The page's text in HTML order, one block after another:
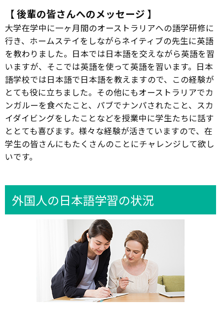
【 後輩の皆さんへのメッセージ 】
大学在学中に一ヶ月間のオーストラリアへの語学研修に
行き、ホームステイをしながらネイティブの先生に英語
を教わりました。日本では日本語を交えながら英語を習
いますが、そこでは英語を使って英語を習います。日本
語学校では日本語で日本語を教えますので、この経験が
とても役に立ちました。その他にもオーストラリアでカ
ンガルーを食べたこと、パブでナンパされたこと、スカ
イダイビングをしたことなどを授業中に学生たちに話す
ととても喜びます。様々な経験が活きていますので、在
学生の皆さんにもたくさんのことにチャレンジして欲し
いです。
外国人の日本語学習の状況